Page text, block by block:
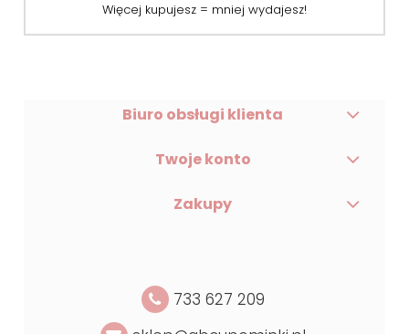
Więcej kupujesz = mniej wydajesz!
Biuro obsługi klienta
Twoje konto
Zakupy
733 627 209